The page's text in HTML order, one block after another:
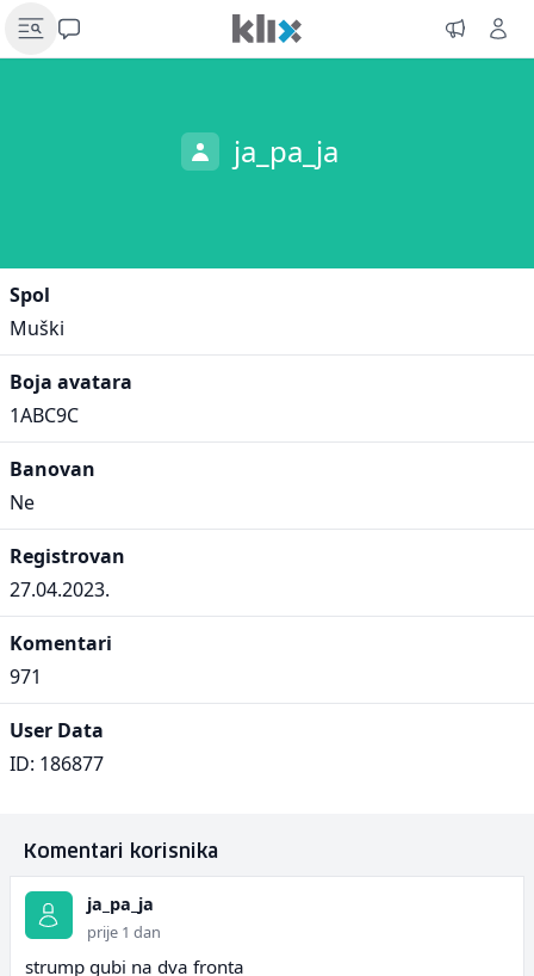
ja_pa_ja
Spol
Muški
Boja avatara
1ABC9C
Banovan
Ne
Registrovan
27.04.2023.
Komentari
971
User Data
ID: 186877
Komentari korisnika
ja_pa_ja
prije 1 dan
strump gubi na dva fronta